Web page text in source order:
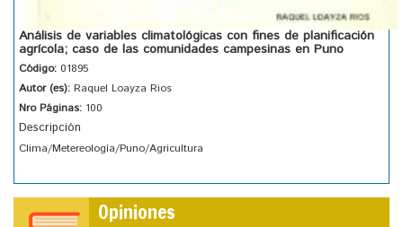
Análisis de variables climatológicas con fines de planificación
agrícola; caso de las comunidades campesinas en Puno
Código: 01895
Autor (es): Raquel Loayza Rios
Nro Páginas: 100
Descripción
Clima/Metereología/Puno/Agricultura
Opiniones